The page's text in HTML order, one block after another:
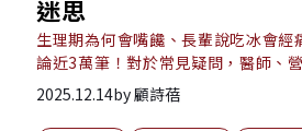
迷思
生理期為何會嘴饞、長輩說吃冰會經
論近3萬筆！對於常見疑問，醫師、
2025.12.14by顧詩蓓